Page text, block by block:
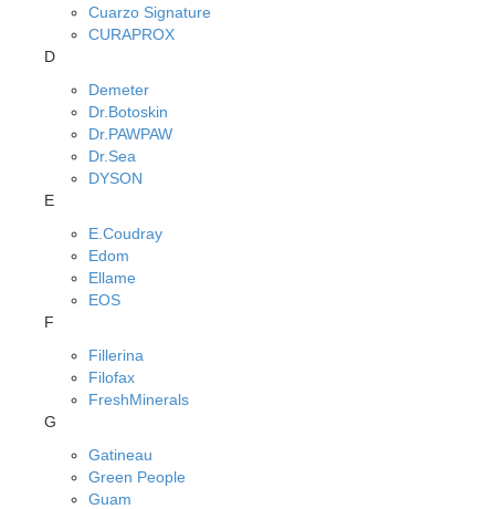
Cuarzo Signature
CURAPROX
D
Demeter
Dr.Botoskin
Dr.PAWPAW
Dr.Sea
DYSON
E
E.Coudray
Edom
Ellame
EOS
F
Fillerina
Filofax
FreshMinerals
G
Gatineau
Green People
Guam